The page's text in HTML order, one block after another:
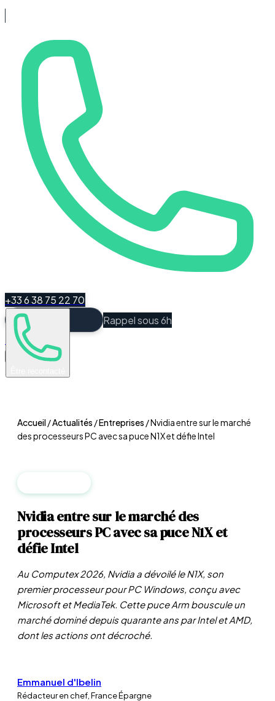
+33 6 38 75 22 70
Rappel sous 6h
Espace Client
Accueil/Actualités /Entreprises /Nvidia entre sur le marché
des processeurs PC avec sa puce N1X et défie Intel
Nvidia entre sur le marché des
processeurs PC avec sa puce N1X et
défie Intel
Au Computex 2026, Nvidia a dévoilé le N1X, son
premier processeur pour PC Windows, conçu avec
Microsoft et MediaTek. Cette puce Arm bouscule un
marché dominé depuis quarante ans par Intel et AMD,
dont les actions ont décroché.
Emmanuel d'Ibelin
Rédacteur en chef, France Épargne